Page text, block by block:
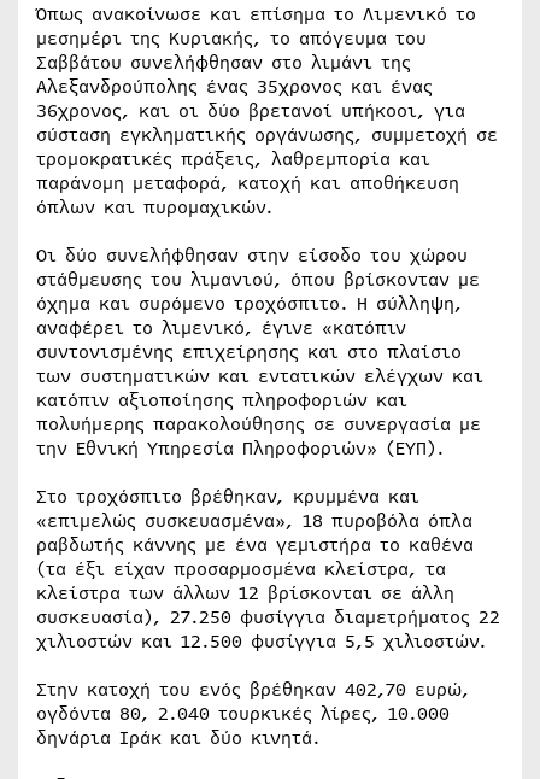
Όπως ανακοίνωσε και επίσημα το Λιμενικό το
μεσημέρι της Κυριακής, το απόγευμα του
Σαββάτου συνελήφθησαν στο λιμάνι της
Αλεξανδρούπολης ένας 35χρονος και ένας
36χρονος, και οι δύο βρετανοί υπήκοοι, για
σύσταση εγκληματικής οργάνωσης, συμμετοχή σε
τρομοκρατικές πράξεις, λαθρεμπορία και
παράνομη μεταφορά, κατοχή και αποθήκευση
όπλων και πυρομαχικών.
Οι δύο συνελήφθησαν στην είσοδο του χώρου
στάθμευσης του λιμανιού, όπου βρίσκονταν με
όχημα και συρόμενο τροχόσπιτο. Η σύλληψη,
αναφέρει το λιμενικό, έγινε «κατόπιν
συντονισμένης επιχείρησης και στο πλαίσιο
των συστηματικών και εντατικών ελέγχων και
κατόπιν αξιοποίησης πληροφοριών και
πολυήμερης παρακολούθησης σε συνεργασία με
την Εθνική Υπηρεσία Πληροφοριών» (ΕΥΠ).
Στο τροχόσπιτο βρέθηκαν, κρυμμένα και
«επιμελώς συσκευασμένα», 18 πυροβόλα όπλα
ραβδωτής κάννης με ένα γεμιστήρα το καθένα
(τα έξι είχαν προσαρμοσμένα κλείστρα, τα
κλείστρα των άλλων 12 βρίσκονται σε άλλη
συσκευασία), 27.250 φυσίγγια διαμετρήματος 22
χιλιοστών και 12.500 φυσίγγια 5,5 χιλιοστών.
Στην κατοχή του ενός βρέθηκαν 402,70 ευρώ,
ογδόντα 80, 2.040 τουρκικές λίρες, 10.000
δηνάρια Ιράκ και δύο κινητά.